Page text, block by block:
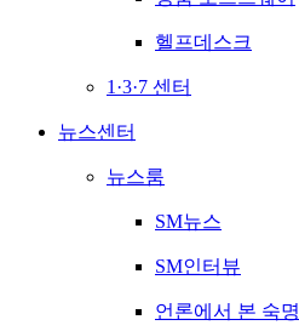
헬프데스크
1·3·7 센터
뉴스센터
뉴스룸
SM뉴스
SM인터뷰
언론에서 본 숙명